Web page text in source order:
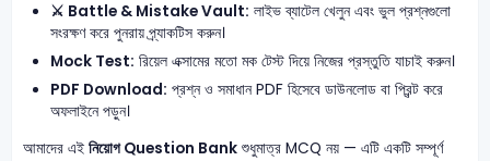
⚔️ Battle & Mistake Vault: লাইভ ব্যাটেল খেলুন এবং ভুল প্রশ্নগুলো
সংরক্ষণ করে পুনরায় প্র্যাকটিস করুন।
Mock Test: রিয়েল এক্সামের মতো মক টেস্ট দিয়ে নিজের প্রস্তুতি যাচাই করুন।
PDF Download: প্রশ্ন ও সমাধান PDF হিসেবে ডাউনলোড বা প্রিন্ট করে
অফলাইনে পড়ুন।
আমাদের এই নিয়োগ Question Bankশুধুমাত্র MCQ নয় — এটি একটি সম্পূর্ণ